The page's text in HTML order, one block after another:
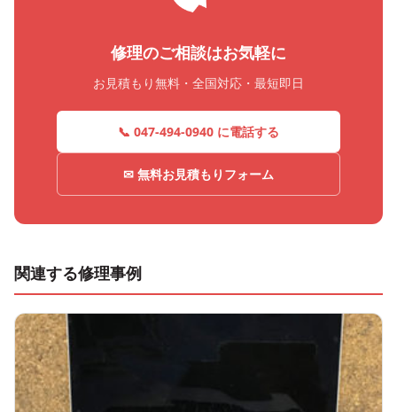
修理のご相談はお気軽に
お見積もり無料・全国対応・最短即日
📞 047-494-0940 に電話する
✉ 無料お見積もりフォーム
関連する修理事例